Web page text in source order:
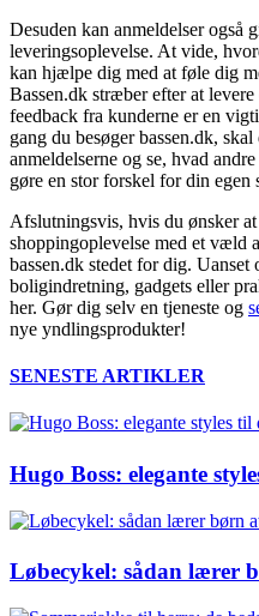
Desuden kan anmeldelser også
leveringsoplevelse. At vide,
kan hjælpe dig med at føle dig
Bassen.dk stræber efter at
feedback fra kunderne er en
gang du besøger bassen.dk,
anmeldelserne og se, hvad
gøre en stor forskel for din egen
Afslutningsvis, hvis du ønsker at
shoppingoplevelse med et væld
bassen.dk stedet for dig. Uanset
boligindretning, gadgets eller
her. Gør dig selv en tjeneste og
nye yndlingsprodukter!
SENESTE ARTIKLER
Hugo Boss: elegante
Løbecykel: sådan lærer